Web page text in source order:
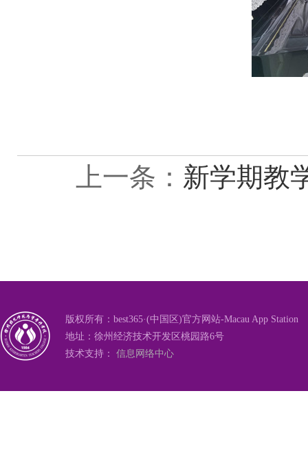
上一条： 新学期教
版权所有：best365·(中国区)官方网站-Macau App Station
地址：徐州经济技术开发区桃园路6号
技术支持： 信息网络中心